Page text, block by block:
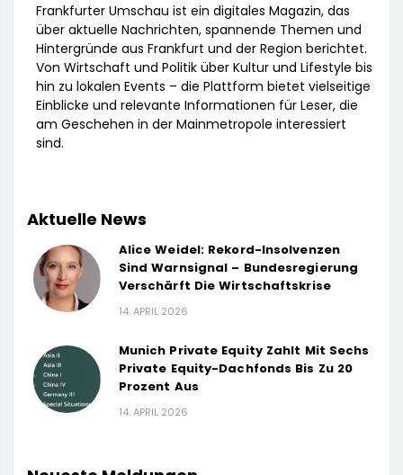
Frankfurter Umschau ist ein digitales Magazin, das
über aktuelle Nachrichten, spannende Themen und
Hintergründe aus Frankfurt und der Region berichtet.
Von Wirtschaft und Politik über Kultur und Lifestyle bis
hin zu lokalen Events – die Plattform bietet vielseitige
Einblicke und relevante Informationen für Leser, die
am Geschehen in der Mainmetropole interessiert
sind.
Aktuelle News
Alice Weidel: Rekord-Insolvenzen
Sind Warnsignal – Bundesregierung
Verschärft Die Wirtschaftskrise
14. APRIL 2026
Munich Private Equity Zahlt Mit Sechs
Private Equity-Dachfonds Bis Zu 20
Prozent Aus
14. APRIL 2026